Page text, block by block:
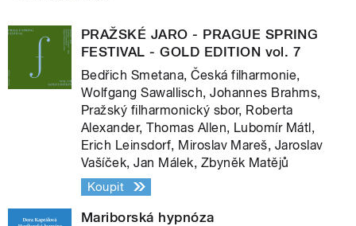
PRAŽSKÉ JARO - PRAGUE SPRING
FESTIVAL - GOLD EDITION vol. 7
Bedřich Smetana, Česká filharmonie,
Wolfgang Sawallisch, Johannes Brahms,
Pražský filharmonický sbor, Roberta
Alexander, Thomas Allen, Lubomír Mátl,
Erich Leinsdorf, Miroslav Mareš, Jaroslav
Vašíček, Jan Málek, Zbyněk Matějů
Koupit
Mariborská hypnóza